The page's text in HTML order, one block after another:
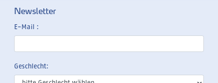
Newsletter
E-Mail :
Geschlecht: